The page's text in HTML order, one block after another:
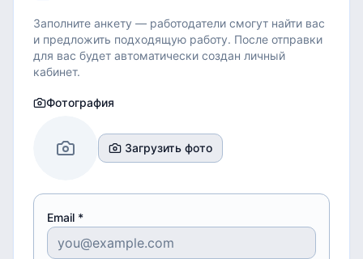
Заполните анкету — работодатели смогут найти вас
и предложить подходящую работу. После отправки
для вас будет автоматически создан личный
кабинет.
Фотография
Загрузить фото
Email *